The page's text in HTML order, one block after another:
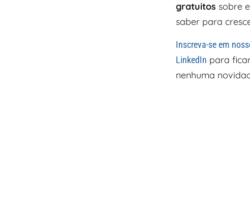
gratuitos sobre
saber para
Inscreva-se em
LinkedIn para
nenhuma